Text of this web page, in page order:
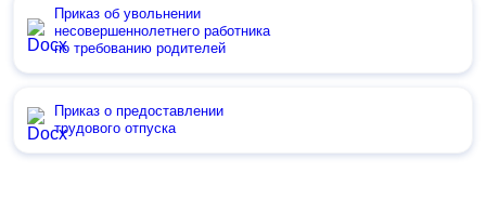
Приказ об увольнении
несовершеннолетнего работника
по требованию родителей
Приказ о предоставлении
трудового отпуска